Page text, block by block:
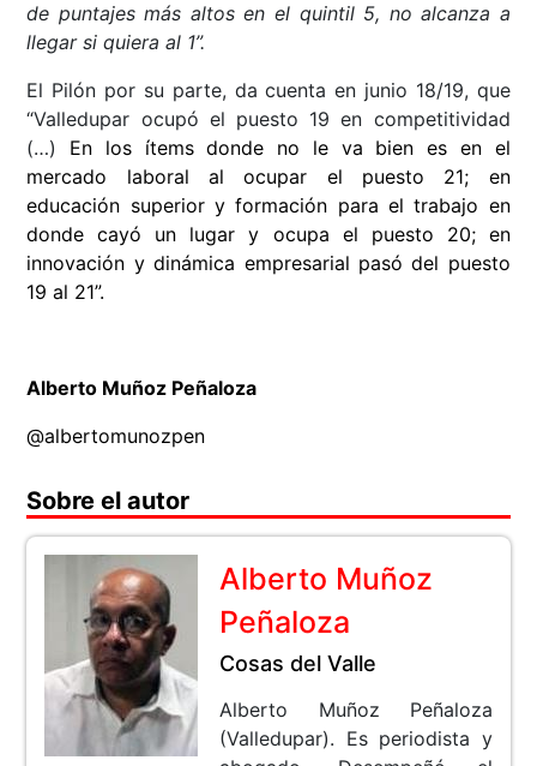
de puntajes más altos en el quintil 5, no alcanza a
llegar si quiera al 1”.
El Pilón por su parte, da cuenta en junio 18/19, que
“Valledupar ocupó el puesto 19 en competitividad
(…)
En los ítems donde no le va bien es en el
mercado laboral al ocupar el puesto 21; en
educación superior y formación para el trabajo en
donde cayó un lugar y ocupa el puesto 20; en
innovación y dinámica empresarial pasó del puesto
19 al 21”.
Alberto Muñoz Peñaloza
@albertomunozpen
Sobre el autor
Alberto Muñoz
Peñaloza
Cosas del Valle
Alberto Muñoz Peñaloza
(Valledupar). Es periodista y